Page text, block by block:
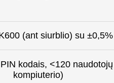
(ant siurblio) su
kodais, <120
kompiuterio)